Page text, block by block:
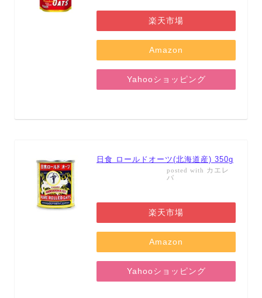
楽天市場
Amazon
Yahooショッピング
日食 ロールドオーツ(北海道産) 350g
posted with カエレ
バ
楽天市場
Amazon
Yahooショッピング